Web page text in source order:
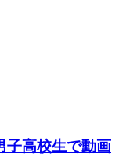
子高校生で動画